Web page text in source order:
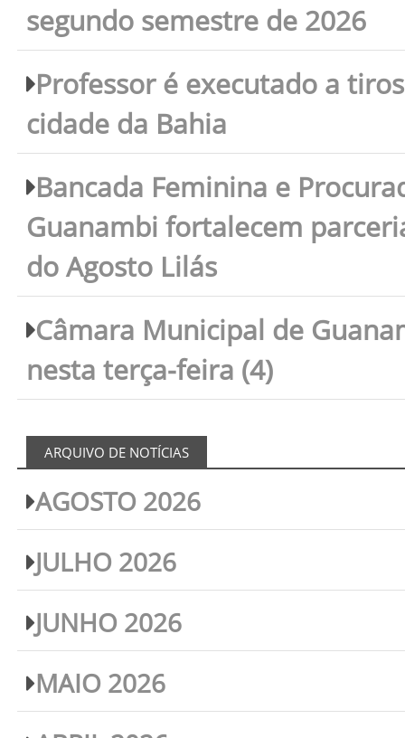
segundo semestre de 2026
Professor é executado a
cidade da Bahia
Bancada Feminina e
Guanambi fortalecem
do Agosto Lilás
Câmara Municipal de
nesta terça-feira (4)
ARQUIVO DE NOTÍCIAS
AGOSTO 2026
JULHO 2026
JUNHO 2026
MAIO 2026